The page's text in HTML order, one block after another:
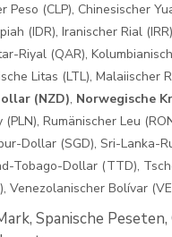
(CLP), Chinesischer
(IDR), Iranischer Rial
Riyal (QAR),
Litas (LTL), Malaiischer
(NZD), Norwegische
Rumänischer Leu
Dollar (SGD), Sri-Lanka-
Dollar (TTD),
Venezolanischer Bolívar
Spanische Peseten,